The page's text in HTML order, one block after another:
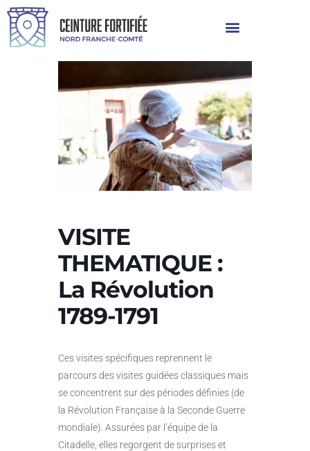
VISITE
THEMATIQUE :
La Révolution
1789-1791
Ces visites spécifiques reprennent le
parcours des visites guidées classiques mais
se concentrent sur des périodes définies (de
la Révolution Française à la Seconde Guerre
mondiale). Assurées par l’équipe de la
Citadelle, elles regorgent de surprises et